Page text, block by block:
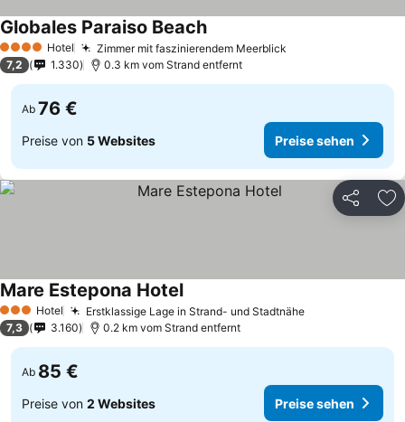
4 Sterne Hotel Zimmer mit faszinierendem Meerblick
Globales Paraiso Beach
7,2 1.330 0.3 km vom Strand entfernt
Ab 76 €
Preise von 5 Websites Preise sehen
Teilen
3 SterneHotel Erstklassige Lage in Strand- und Stadtnähe
Mare Estepona Hotel
7,3 3.160 0.2 km vom Strand entfernt
Ab 85 €
Preise von 2 Websites Preise sehen